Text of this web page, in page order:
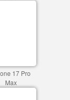
17 Pro
Max